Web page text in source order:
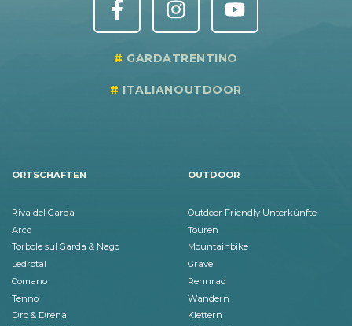
GARDATRENTINO
ITALIANOUTDOOR
ORTSCHAFTEN
Riva del Garda
Arco
Torbole sul Garda & Nago
Ledrotal
Comano
Tenno
Dro & Drena
OUTDOOR
Outdoor Friendly Unterkünfte
Touren
Mountainbike
Gravel
Rennrad
Wandern
Klettern